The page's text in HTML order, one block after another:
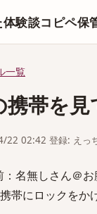
験談コピペ保
一覧
携帯を
22 02:42 登録: えっ
：名無しさん＠
帯にロックをか